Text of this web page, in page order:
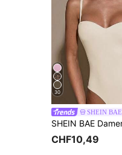
30
SHEIN BAE
CHF10,49